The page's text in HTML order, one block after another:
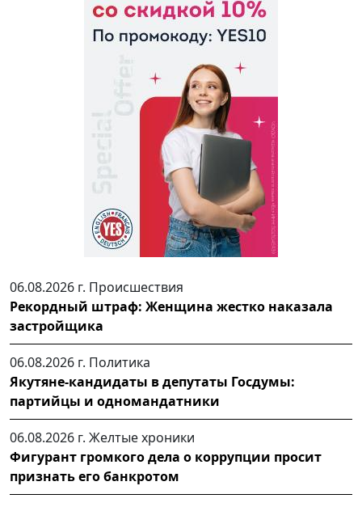
06.08.2026 г. Происшествия
Рекордный штраф: Женщина жестко наказала
застройщика
06.08.2026 г. Политика
Якутяне-кандидаты в депутаты Госдумы:
партийцы и одномандатники
06.08.2026 г. Желтые хроники
Фигурант громкого дела о коррупции просит
признать его банкротом